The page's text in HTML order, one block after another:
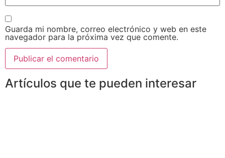
Guarda mi nombre, correo electrónico y web en este
navegador para la próxima vez que comente.
Artículos que te pueden interesar